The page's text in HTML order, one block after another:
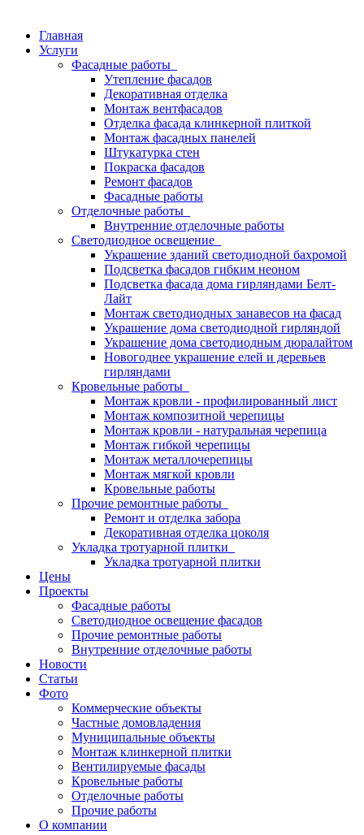
Главная
Услуги
Фасадные работы
Утепление фасадов
Декоративная отделка
Монтаж вентфасадов
Отделка фасада клинкерной плиткой
Монтаж фасадных панелей
Штукатурка стен
Покраска фасадов
Ремонт фасадов
Фасадные работы
Отделочные работы
Внутренние отделочные работы
Светодиодное освещение
Украшение зданий светодиодной бахромой
Подсветка фасадов гибким неоном
Подсветка фасада дома гирляндами Белт-
Лайт
Монтаж светодиодных занавесов на фасад
Украшение дома светодиодной гирляндой
Украшение дома светодиодным дюралайтом
Новогоднее украшение елей и деревьев
гирляндами
Кровельные работы
Монтаж кровли - профилированный лист
Монтаж композитной черепицы
Монтаж кровли - натуральная черепица
Монтаж гибкой черепицы
Монтаж металлочерепицы
Монтаж мягкой кровли
Кровельные работы
Прочие ремонтные работы
Ремонт и отделка забора
Декоративная отделка цоколя
Укладка тротуарной плитки
Укладка тротуарной плитки
Цены
Проекты
Фасадные работы
Светодиодное освещение фасадов
Прочие ремонтные работы
Внутренние отделочные работы
Новости
Статьи
Фото
Коммерческие объекты
Частные домовладения
Муниципальные объекты
Монтаж клинкерной плитки
Вентилируемые фасады
Кровельные работы
Отделочные работы
Прочие работы
О компании